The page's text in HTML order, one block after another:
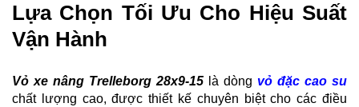
Lựa Chọn Tối Ưu Cho Hiệu Suất
Vận Hành
Vỏ xe nâng Trelleborg 28x9-15 là dòng vỏ đặc cao su
chất lượng cao, được thiết kế chuyên biệt cho các điều